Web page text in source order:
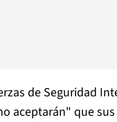
de Seguridad
aceptarán" que